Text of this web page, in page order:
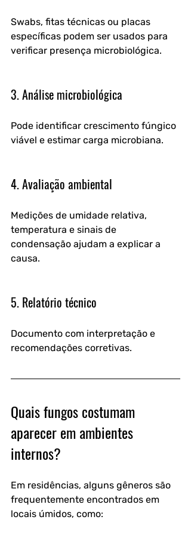
Swabs, fitas técnicas ou placas
específicas podem ser usados para
verificar presença microbiológica.
3. Análise microbiológica
Pode identificar crescimento fúngico
viável e estimar carga microbiana.
4. Avaliação ambiental
Medições de umidade relativa,
temperatura e sinais de
condensação ajudam a explicar a
causa.
5. Relatório técnico
Documento com interpretação e
recomendações corretivas.
Quais fungos costumam
aparecer em ambientes
internos?
Em residências, alguns gêneros são
frequentemente encontrados em
locais úmidos, como: